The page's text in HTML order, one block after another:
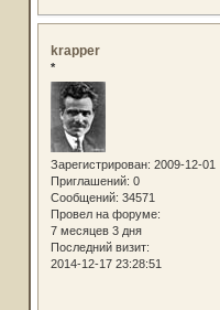
krapper
*
Зарегистрирован: 2009-12-01
Приглашений: 0
Сообщений: 34571
Провел на форуме:
7 месяцев 3 дня
Последний визит:
2014-12-17 23:28:51